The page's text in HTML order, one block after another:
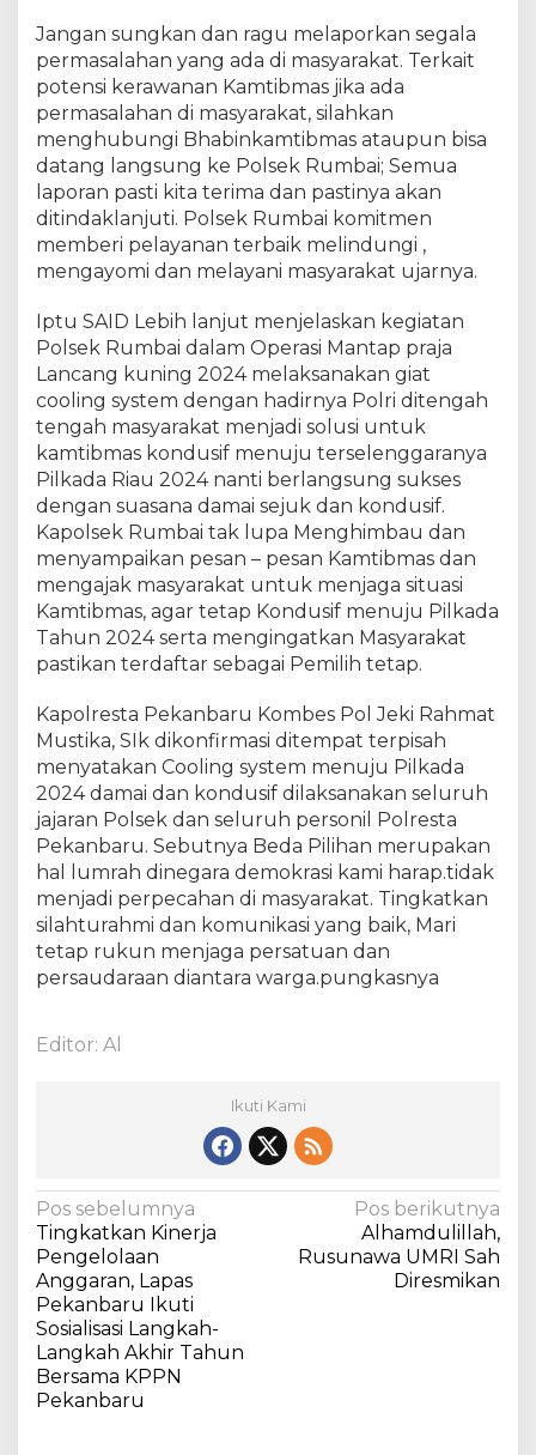
a
t
.
C
o
l
i
n
g
S
s
t
e
m
O
M
P
L
K
²
0
2
4
P
o
s
R
u
m
b
a
i
,
K
a
t
u
S
I
D
;
T
Jangan sungkan dan ragu melaporkan segala
permasalahan yang ada di masyarakat. Terkait
potensi kerawanan Kamtibmas jika ada
permasalahan di masyarakat, silahkan
menghubungi Bhabinkamtibmas ataupun bisa
datang langsung ke Polsek Rumbai; Semua
laporan pasti kita terima dan pastinya akan
ditindaklanjuti. Polsek Rumbai komitmen
memberi pelayanan terbaik melindungi ,
mengayomi dan melayani masyarakat ujarnya.
Iptu SAID Lebih lanjut menjelaskan kegiatan
Polsek Rumbai dalam Operasi Mantap praja
Lancang kuning 2024 melaksanakan giat
cooling system dengan hadirnya Polri ditengah
tengah masyarakat menjadi solusi untuk
kamtibmas kondusif menuju terselenggaranya
Pilkada Riau 2024 nanti berlangsung sukses
dengan suasana damai sejuk dan kondusif.
Kapolsek Rumbai tak lupa Menghimbau dan
menyampaikan pesan – pesan Kamtibmas dan
mengajak masyarakat untuk menjaga situasi
Kamtibmas, agar tetap Kondusif menuju Pilkada
Tahun 2024 serta mengingatkan Masyarakat
pastikan terdaftar sebagai Pemilih tetap.
Kapolresta Pekanbaru Kombes Pol Jeki Rahmat
Mustika, SIk dikonfirmasi ditempat terpisah
menyatakan Cooling system menuju Pilkada
2024 damai dan kondusif dilaksanakan seluruh
jajaran Polsek dan seluruh personil Polresta
Pekanbaru. Sebutnya Beda Pilihan merupakan
hal lumrah dinegara demokrasi kami harap.tidak
menjadi perpecahan di masyarakat. Tingkatkan
silahturahmi dan komunikasi yang baik, Mari
tetap rukun menjaga persatuan dan
persaudaraan diantara warga.pungkasnya
Editor: Al
Ikuti Kami
N
a
v
i
g
a
s
Pos sebelumnya
Tingkatkan Kinerja
Pengelolaan
Anggaran, Lapas
Pekanbaru Ikuti
Sosialisasi Langkah-
Langkah Akhir Tahun
Bersama KPPN
Pekanbaru
Pos berikutnya
Alhamdulillah,
Rusunawa UMRI Sah
Diresmikan